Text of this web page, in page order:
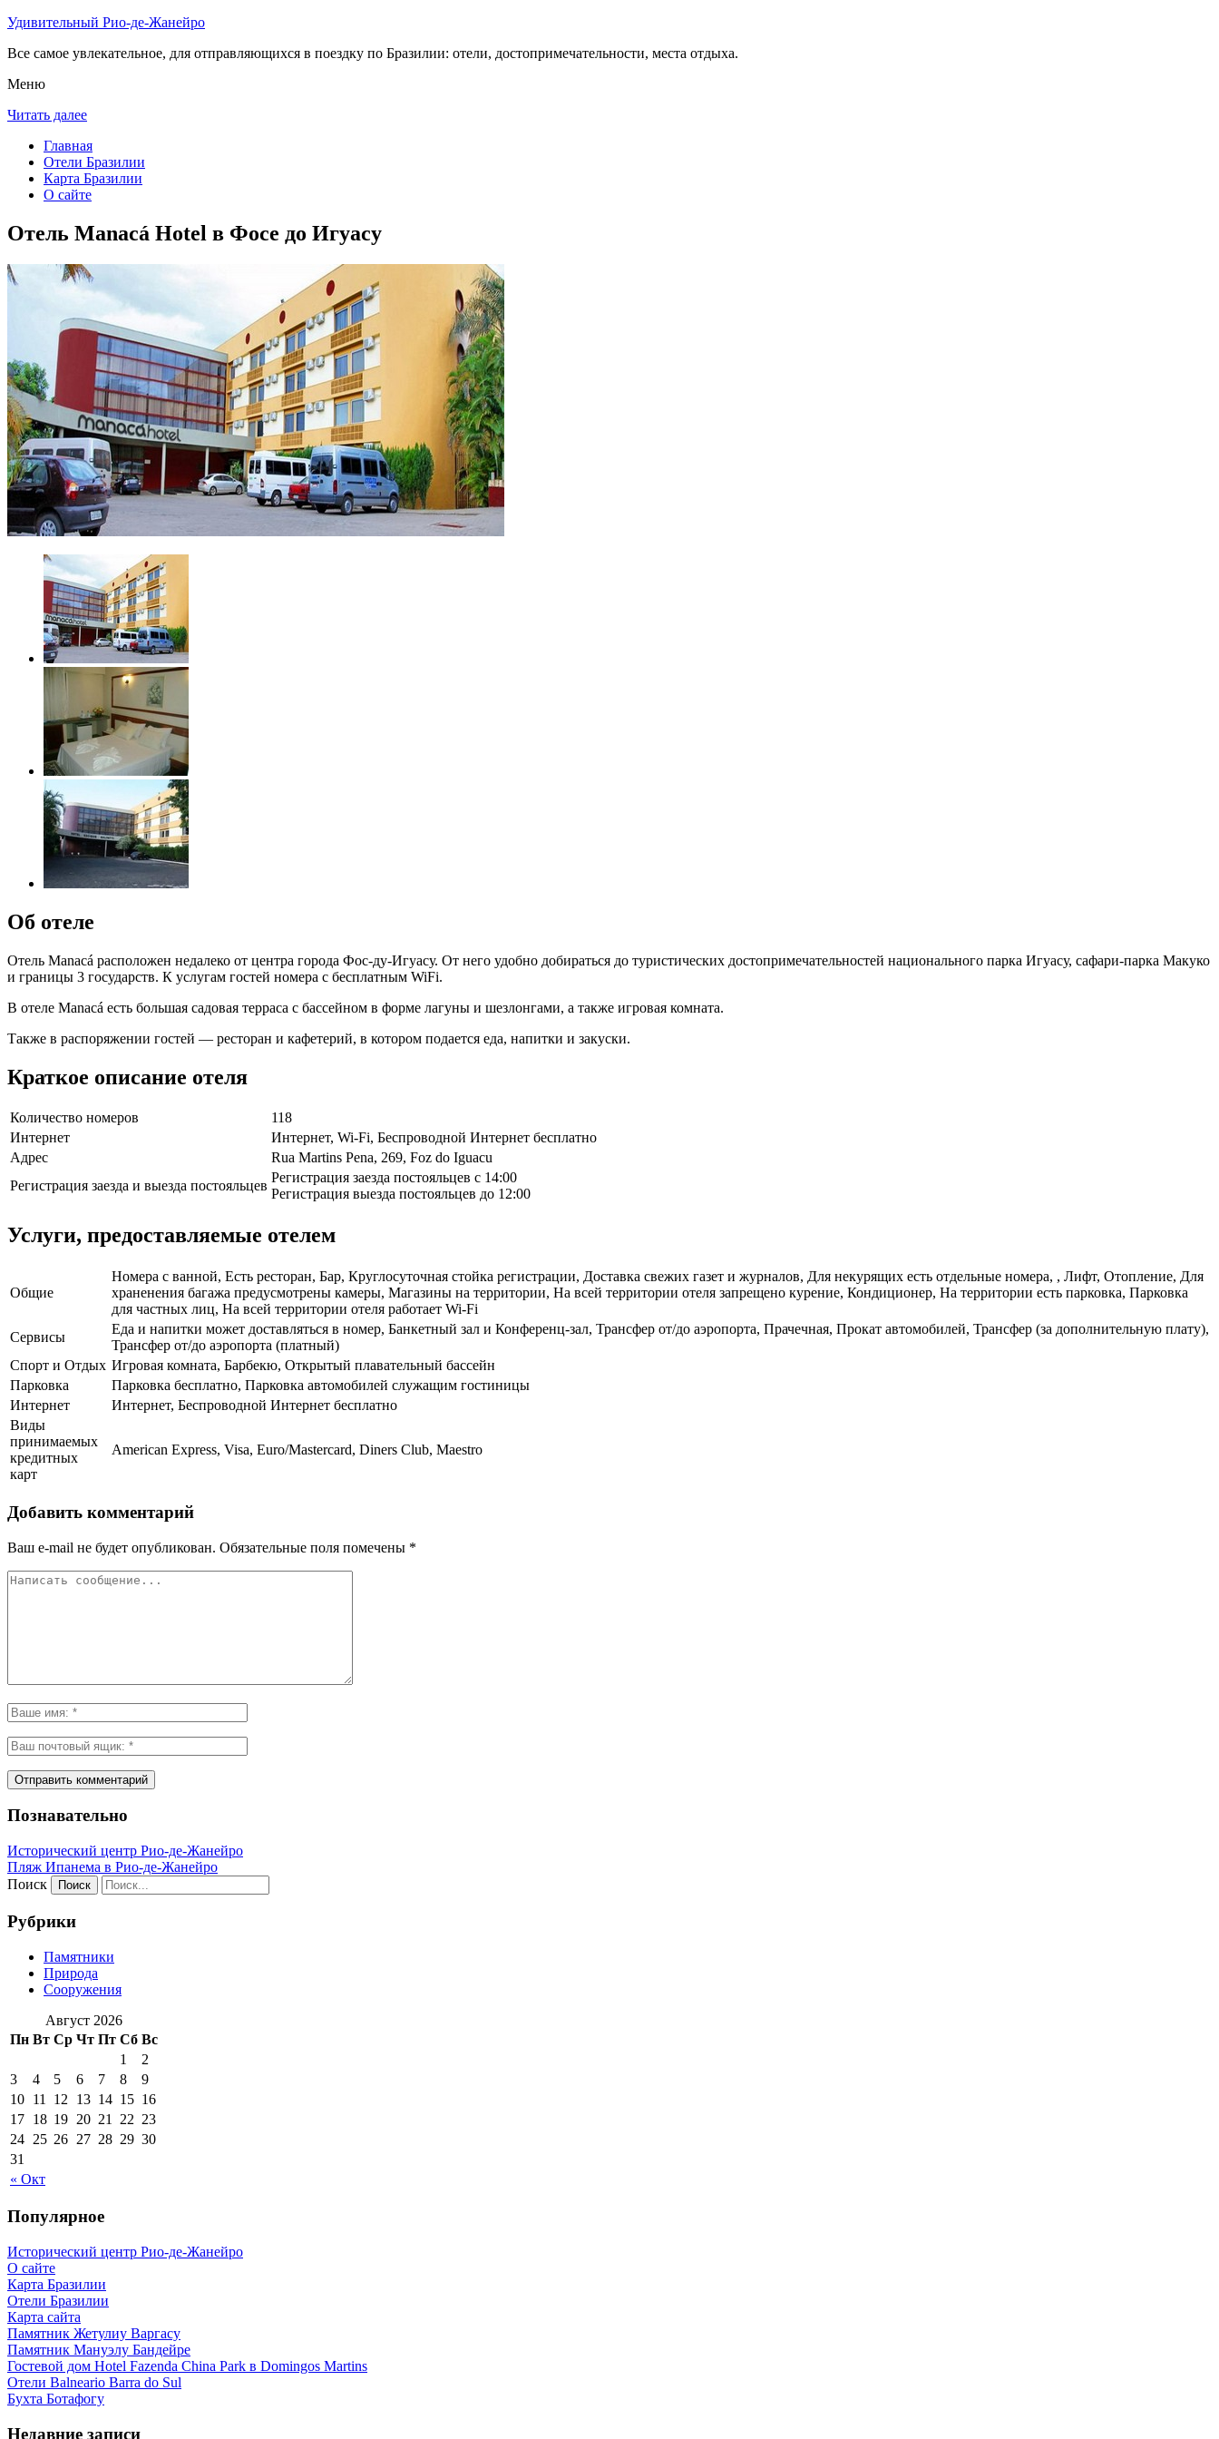
Удивительный Рио-де-Жанейро
Все самое увлекательное, для отправляющихся в поездку по Бразилии: отели, достопримечательности, места отдыха.
Меню
Читать далее
Главная
Отели Бразилии
Карта Бразилии
О сайте
Отель Manacá Hotel в Фосе до Игуасу
Об отеле
Отель Manacá расположен недалеко от центра города Фос-ду-Игуасу. От него удобно добираться до туристических достопримечательностей национального парка Игуасу, сафари-парка Макуко
и границы 3 государств. К услугам гостей номера с бесплатным WiFi.
В отеле Manacá есть большая садовая терраса с бассейном в форме лагуны и шезлонгами, а также игровая комната.
Также в распоряжении гостей — ресторан и кафетерий, в котором подается еда, напитки и закуски.
Краткое описание отеля
Количество номеров
118
Интернет
Интернет, Wi-Fi, Беспроводной Интернет бесплатно
Адрес
Rua Martins Pena, 269, Foz do Iguacu
Регистрация заезда и выезда постояльцев
Регистрация заезда постояльцев с 14:00
Регистрация выезда постояльцев до 12:00
Услуги, предоставляемые отелем
Общие
Номера с ванной, Есть ресторан, Бар, Круглосуточная стойка регистрации, Доставка свежих газет и журналов, Для некурящих есть отдельные номера, , Лифт, Отопление, Для
храненения багажа предусмотрены камеры, Магазины на территории, На всей территории отеля запрещено курение, Кондиционер, На территории есть парковка, Парковка
для частных лиц, На всей территории отеля работает Wi-Fi
Сервисы
Еда и напитки может доставляться в номер, Банкетный зал и Конференц-зал, Трансфер от/до аэропорта, Прачечная, Прокат автомобилей, Трансфер (за дополнительную плату),
Трансфер от/до аэропорта (платный)
Спорт и Отдых Игровая комната, Барбекю, Открытый плавательный бассейн
Парковка
Парковка бесплатно, Парковка автомобилей служащим гостиницы
Интернет
Интернет, Беспроводной Интернет бесплатно
Виды
принимаемых
кредитных
карт
American Express, Visa, Euro/Mastercard, Diners Club, Maestro
Добавить комментарий
Ваш e-mail не будет опубликован. Обязательные поля помечены *
Познавательно
Исторический центр Рио-де-Жанейро
Пляж Ипанема в Рио-де-Жанейро
Поиск
Рубрики
Памятники
Природа
Сооружения
Август 2026
Пн Вт Ср Чт Пт Сб Вс
« Окт
1
2
3
4 5 6 7 8
9
10 11 12 13 14 15 16
17 18 19 20 21 22 23
24 25 26 27 28 29 30
31
Популярное
Исторический центр Рио-де-Жанейро
О сайте
Карта Бразилии
Отели Бразилии
Карта сайта
Памятник Жетулиу Варгасу
Памятник Мануэлу Бандейре
Гостевой дом Hotel Fazenda China Park в Domingos Martins
Отели Balneario Barra do Sul
Бухта Ботафогу
Недавние записи